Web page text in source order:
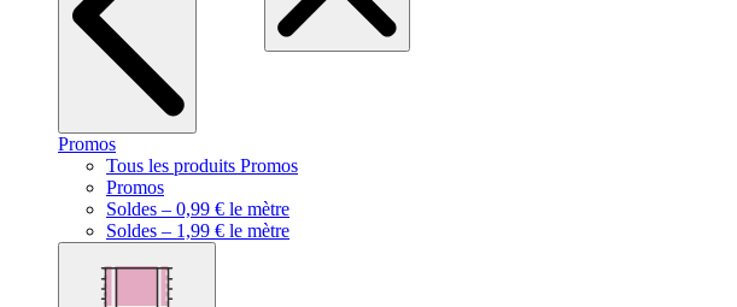
Promos
Tous les produits Promos
Promos
Soldes – 0,99 € le mètre
Soldes – 1,99 € le mètre